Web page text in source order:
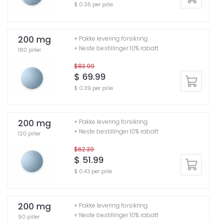
$ 0.36 per pille
200 mg
180 piller
$83.99
$ 69.99
$ 0.39 per pille
+ Pakke levering forsikring
+ Neste bestillinger 10% rabatt
200 mg
120 piller
$62.39
$ 51.99
$ 0.43 per pille
+ Pakke levering forsikring
+ Neste bestillinger 10% rabatt
200 mg
90 piller
+ Pakke levering forsikring
+ Neste bestillinger 10% rabatt